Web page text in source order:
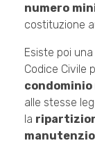
numero
costituzione
Esiste poi
Codice Civile
condominio
alle stesse
la